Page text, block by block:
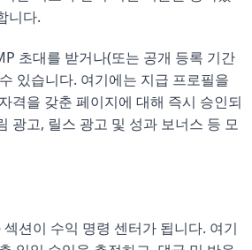
니다.
초대를 받거나(또는 공개 등록 기간
있습니다. 여기에는 지급 프로필을
격을 갖춘 페이지에 대해 즉시 승인되
광고, 릴스 광고 및 성과 보너스 등 모
션이 수익 명령 센터가 됩니다. 여기